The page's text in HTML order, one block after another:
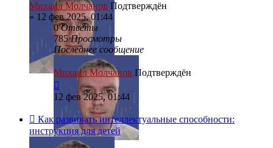
Михаил Молчанов Подтверждён
» 12 фев 2025, 01:44
0Ответы
785Просмотры
Последнее сообщение
Михаил Молчанов Подтверждён
12 фев 2025, 01:44
Как развивать интеллектуальные способности:
инструкция для детей